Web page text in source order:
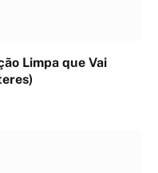
Limpa que Vai